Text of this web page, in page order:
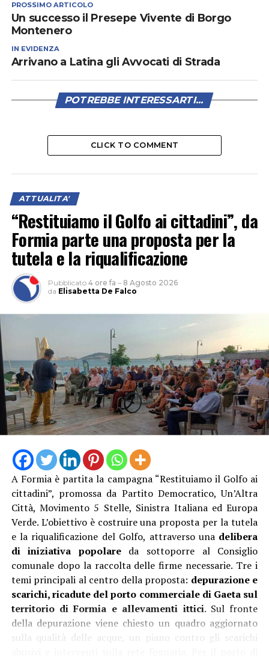
PROSSIMO ARTICOLO
Un successo il Presepe Vivente di Borgo
Montenero
IN EVIDENZA
Arrivano a Latina gli Avvocati di Strada
POTREBBE INTERESSARTI...
CLICK TO COMMENT
ATTUALITA'
“Restituiamo il Golfo ai cittadini”, da
Formia parte una proposta per la
tutela e la riqualificazione
Pubblicato 4 ore fa – 8 Agosto 2026
da Elisabetta De Falco
A Formia è partita la campagna “Restituiamo il Golfo ai
cittadini”, promossa da Partito Democratico, Un’Altra
Città, Movimento 5 Stelle, Sinistra Italiana ed Europa
Verde. L’obiettivo è costruire una proposta per la tutela
e la riqualificazione del Golfo, attraverso una delibera
di iniziativa popolareda sottoporre al Consiglio
comunale dopo la raccolta delle firme necessarie. Tre i
temi principali al centro della proposta: depurazione e
scarichi, ricadute del porto commerciale di Gaeta sul
territorio di Formia e allevamenti ittici. Sul fronte
della depurazione viene chiesto un quadro aggiornato
sulla qualità delle acque, un piano contro gli scarichi